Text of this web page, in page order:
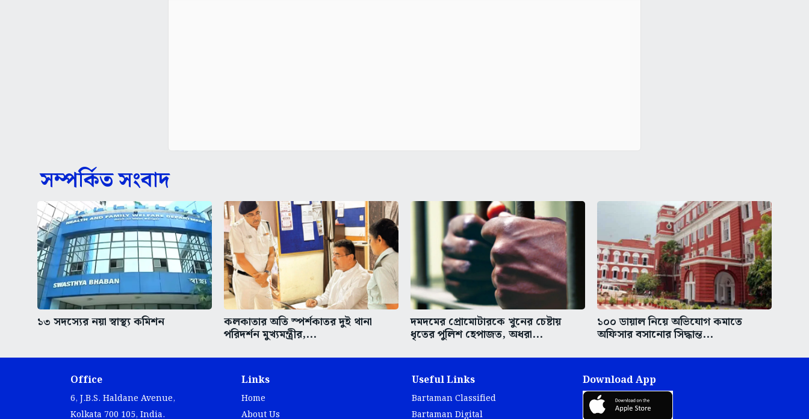
সম্পর্কিত সংবাদ
১৩ সদস্যের নয়া স্বাস্থ্য কমিশন কলকাতার অতি স্পর্শকাতর দুই থানা
পরিদর্শন মুখ্যমন্ত্রীর,...
দমদমের প্রোমোটারকে খুনের চেষ্টায়
ধৃতের পুলিশ হেপাজত, অধরা...
১০০ ডায়াল নিয়ে অভিযোগ কমাতে
অফিসার বসানোর সিদ্ধান্ত...
Office
6, J.B.S. Haldane Avenue,
Kolkata 700 105, India.
Links
Home
About Us
Useful Links
Bartaman Classified
Bartaman Digital
Download App